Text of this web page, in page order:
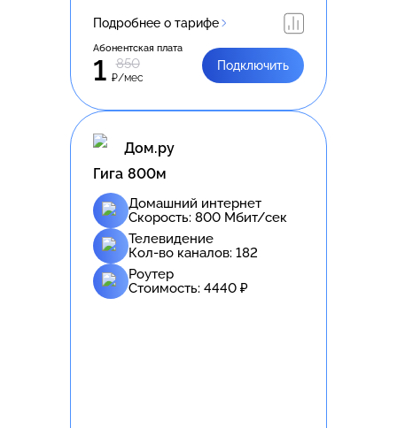
Подробнее о тарифе
Абонентская плата
1 850
₽/мес
Подключить
Дом.ру
Гига 800м
Домашний интернет
Скорость: 800 Мбит/сек
Телевидение
Кол-во каналов: 182
Роутер
Стоимость: 4440 ₽